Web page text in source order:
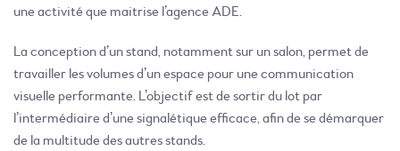
une activité que maitrise l’agence ADE.
La conception d’un stand, notamment sur un salon, permet de
travailler les volumes d’un espace pour une communication
visuelle performante. L’objectif est de sortir du lot par
l’intermédiaire d’une signalétique efficace, afin de se démarquer
de la multitude des autres stands.